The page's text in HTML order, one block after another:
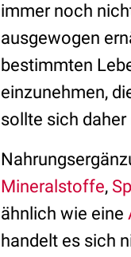
immer noch
ausgewogen
bestimmten
einzunehmen,
sollte sich
Mineralstoffe,
ähnlich wie eine
handelt es sich